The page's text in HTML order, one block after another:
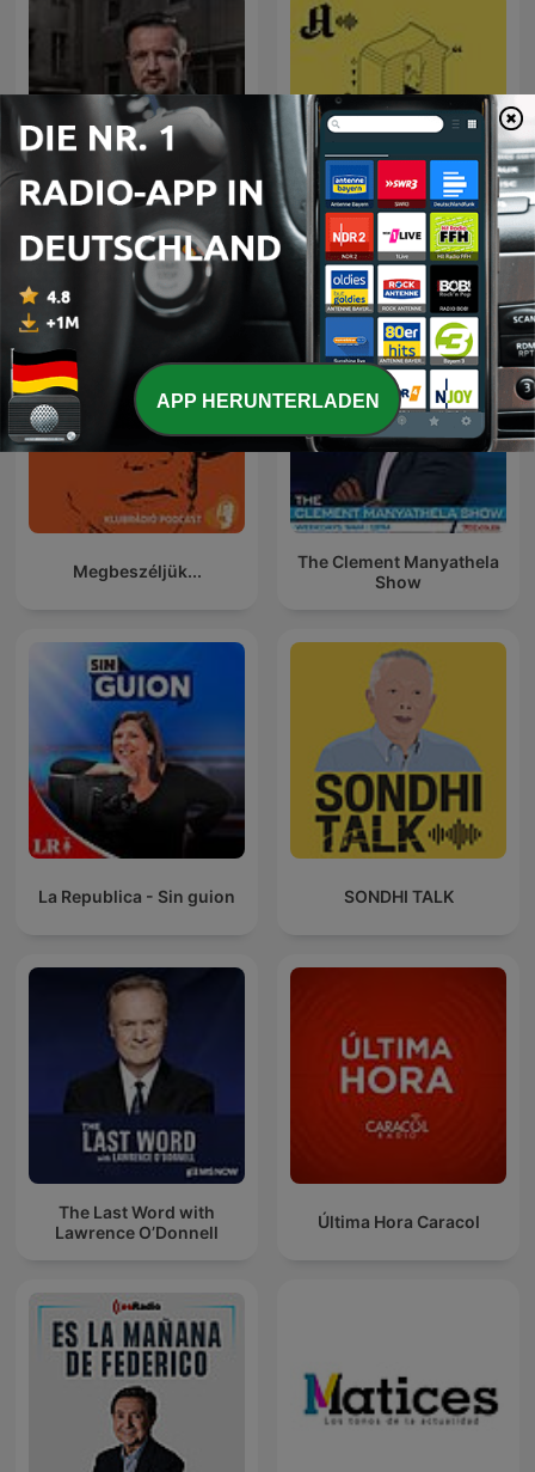
Kriminálka Forklart
Megbeszéljük...
The Clement Manyathela
Show
La Republica - Sin guion SONDHI TALK
The Last Word with
Lawrence O’Donnell
Última Hora Caracol
APP HERUNTERLADEN